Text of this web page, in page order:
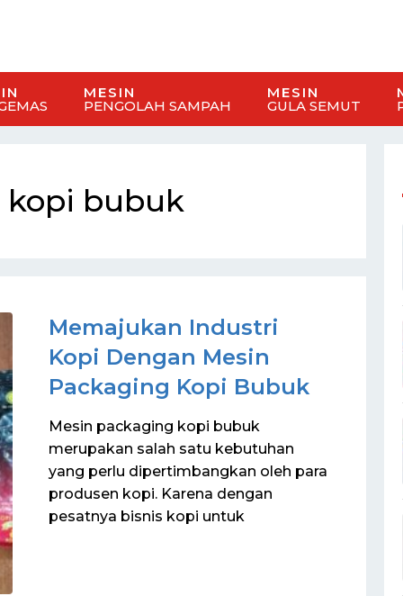
MESIN
PENGOLAH SAMPAH
MESIN
GULA SEMUT
bubuk
Memajukan Industri
Kopi Dengan Mesin
Packaging Kopi Bubuk
Mesin packaging kopi bubuk
merupakan salah satu kebutuhan
yang perlu dipertimbangkan oleh para
produsen kopi. Karena dengan
pesatnya bisnis kopi untuk